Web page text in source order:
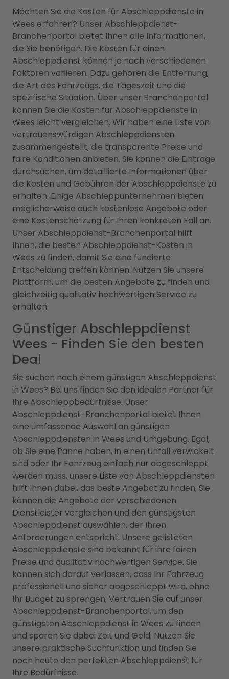
Möchten Sie die Kosten für Abschleppdienste in
Wees erfahren? Unser Abschleppdienst-
Branchenportal bietet Ihnen alle Informationen,
die Sie benötigen. Die Kosten für einen
Abschleppdienst können je nach verschiedenen
Faktoren variieren. Dazu gehören die Entfernung,
die Art des Fahrzeugs, die Tageszeit und die
spezifische Situation. Über unser Branchenportal
können Sie die Kosten für Abschleppdienste in
Wees leicht vergleichen. Wir haben eine Liste von
vertrauenswürdigen Abschleppdiensten
zusammengestellt, die transparente Preise und
faire Konditionen anbieten. Sie können die Einträge
durchsuchen, um detaillierte Informationen über
die Kosten und Gebühren der Abschleppdienste zu
erhalten. Einige Abschleppunternehmen bieten
möglicherweise auch kostenlose Angebote oder
eine Kostenschätzung für Ihren konkreten Fall an.
Unser Abschleppdienst-Branchenportal hilft
Ihnen, die besten Abschleppdienst-Kosten in
Wees zu finden, damit Sie eine fundierte
Entscheidung treffen können. Nutzen Sie unsere
Plattform, um die besten Angebote zu finden und
gleichzeitig qualitativ hochwertigen Service zu
erhalten.
Günstiger Abschleppdienst
Wees - Finden Sie den besten
Deal
Sie suchen nach einem günstigen Abschleppdienst
in Wees? Bei uns finden Sie den idealen Partner für
Ihre Abschleppbedürfnisse. Unser
Abschleppdienst-Branchenportal bietet Ihnen
eine umfassende Auswahl an günstigen
Abschleppdiensten in Wees und Umgebung. Egal,
ob Sie eine Panne haben, in einen Unfall verwickelt
sind oder Ihr Fahrzeug einfach nur abgeschleppt
werden muss, unsere Liste von Abschleppdiensten
hilft Ihnen dabei, das beste Angebot zu finden. Sie
können die Angebote der verschiedenen
Dienstleister vergleichen und den günstigsten
Abschleppdienst auswählen, der Ihren
Anforderungen entspricht. Unsere gelisteten
Abschleppdienste sind bekannt für ihre fairen
Preise und qualitativ hochwertigen Service. Sie
können sich darauf verlassen, dass Ihr Fahrzeug
professionell und sicher abgeschleppt wird, ohne
Ihr Budget zu sprengen. Vertrauen Sie auf unser
Abschleppdienst-Branchenportal, um den
günstigsten Abschleppdienst in Wees zu finden
und sparen Sie dabei Zeit und Geld. Nutzen Sie
unsere praktische Suchfunktion und finden Sie
noch heute den perfekten Abschleppdienst für
Ihre Bedürfnisse.